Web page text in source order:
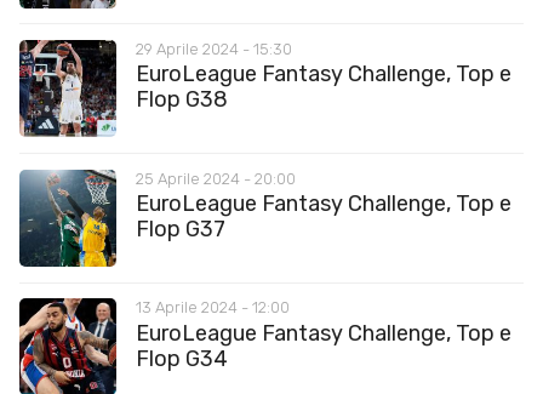
29 Aprile 2024 - 15:30
EuroLeague Fantasy Challenge, Top e
Flop G38
25 Aprile 2024 - 20:00
EuroLeague Fantasy Challenge, Top e
Flop G37
13 Aprile 2024 - 12:00
EuroLeague Fantasy Challenge, Top e
Flop G34